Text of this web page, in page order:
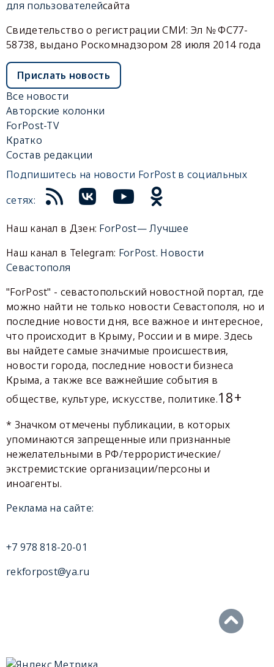
для пользователейсайта
Свидетельство о регистрации СМИ: Эл № ФС77-
58738, выдано Роскомнадзором 28 июля 2014 года
Прислать новость
Все новости
Авторские колонки
ForPost-TV
Кратко
Состав редакции
Подпишитесь на новости ForPost в социальных
сетях:
Наш канал в Дзен: ForPost— Лучшее
Наш канал в Telegram: ForPost. Новости
Севастополя
"ForPost" - севастопольский новостной портал, где
можно найти не только новости Севастополя, но и
последние новости дня, все важное и интересное,
что происходит в Крыму, России и в мире. Здесь
вы найдете самые значимые происшествия,
новости города, последние новости бизнеса
Крыма, а также все важнейшие события в
обществе, культуре, искусстве, политике.18+
* Значком отмечены публикации, в которых
упоминаются запрещенные или признанные
нежелательными в РФ/террористические/
экстремистские организации/персоны и
иноагенты.
Реклама на сайте:
+7 978 818-20-01
rekforpost@ya.ru